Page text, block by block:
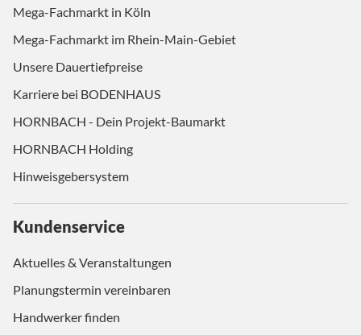
Mega-Fachmarkt in Köln
Mega-Fachmarkt im Rhein-Main-Gebiet
Unsere Dauertiefpreise
Karriere bei BODENHAUS
HORNBACH - Dein Projekt-Baumarkt
HORNBACH Holding
Hinweisgebersystem
Kundenservice
Aktuelles & Veranstaltungen
Planungstermin vereinbaren
Handwerker finden